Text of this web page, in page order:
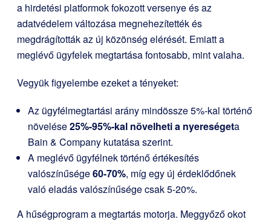
a hirdetési platformok fokozott versenye és az
adatvédelem változása megnehezítették és
megdrágították az új közönség elérését. Emiatt a
meglévő ügyfelek megtartása fontosabb, mint valaha.
Vegyük figyelembe ezeket a tényeket:
Az ügyfélmegtartási arány mindössze 5%-kal történő
növelése25%-95%-kal növelheti a nyereségeta
Bain & Company kutatása szerint.
A meglévő ügyfélnek történő értékesítés
valószínűsége60-70%, míg egy új érdeklődőnek
való eladás valószínűsége csak 5-20%.
A hűségprogram a megtartás motorja. Meggyőző okot